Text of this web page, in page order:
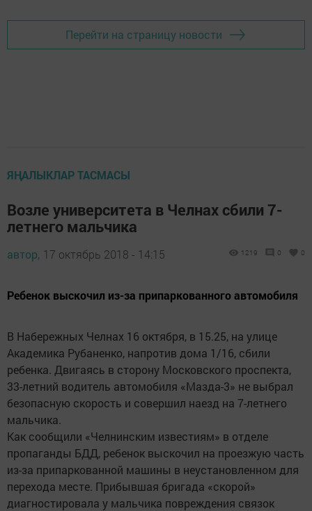
Перейти на страницу новости
ЯҢАЛЫКЛАР ТАСМАСЫ
Возле университета в Челнах сбили 7-
летнего мальчика
автор, 17 октябрь 2018 - 14:15 1219 0 0
Ребенок выскочил из-за припаркованного автомобиля
В Набережных Челнах 16 октября, в 15.25, на улице
Академика Рубаненко, напротив дома 1/16, сбили
ребенка. Двигаясь в сторону Московского проспекта,
33-летний водитель автомобиля «Мазда-3» не выбрал
безопасную скорость и совершил наезд на 7-летнего
мальчика.
Как сообщили «Челнинским известиям» в отделе
пропаганды БДД, ребенок выскочил на проезжую часть
из-за припаркованной машины в неустановленном для
перехода месте. Прибывшая бригада «скорой»
диагностировала у мальчика повреждения связок